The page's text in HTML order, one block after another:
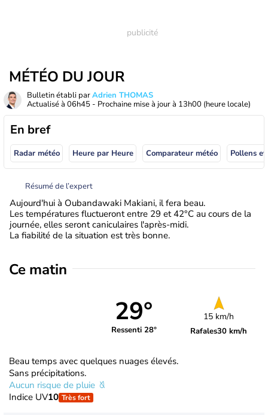
MÉTÉO DU JOUR
Bulletin établi parAdrien THOMAS
Actualisé à 06h45 - Prochaine mise à jour à 13h00 (heure locale)
En bref
Radar météo Heure par Heure Comparateur météo Pollens
Résumé de l’expert
Aujourd'hui à Oubandawaki Makiani, il fera beau.
Les températures fluctueront entre 29 et 42°C au cours de la
journée, elles seront caniculaires l'après-midi.
La fiabilité de la situation est très bonne.
Ce matin
29°
Ressenti 28°
15 km/h
Rafales30 km/h
Beau temps avec quelques nuages élevés.
Sans précipitations.
Aucun risque de pluie
Indice UV10 Très fort